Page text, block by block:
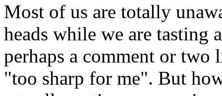
Most of us are totally
heads while we are
perhaps a comment or
"too sharp for me". But